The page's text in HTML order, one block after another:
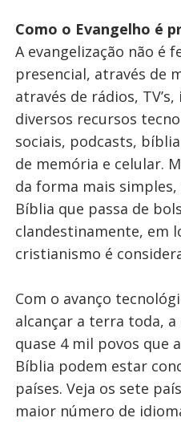
Como o Evangelho é
A evangelização não é
presencial, através de
através de rádios,
diversos recursos
sociais, podcasts, bíblia
de memória e celular.
da forma mais
Bíblia que passa de
clandestinamente, em
cristianismo é
Com o avanço
alcançar a terra toda,
quase 4 mil povos que
Bíblia podem estar
países. Veja os sete
maior número de